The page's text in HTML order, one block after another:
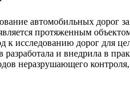
автомобильных дорог
протяженным
исследованию дорог для
и внедрила в
неразрушающего